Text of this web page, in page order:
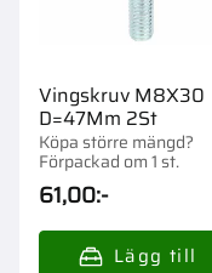
Vingskruv M8X30
D=47Mm 2St
Köpa större mängd?
Förpackad om 1 st.
61,00:-